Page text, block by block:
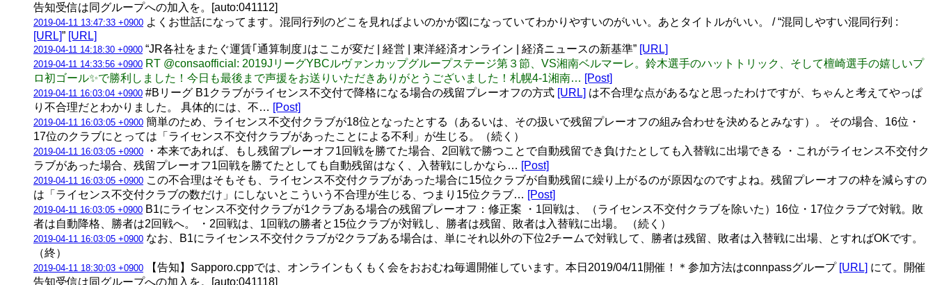
告知受信は同グループへの加入を。[auto:041112]
2019-04-11 13:47:33 +0900 よくお世話になってます。混同行列のどこを見ればよいのかが図になっていてわかりやすいのがいい。あとタイトルがいい。 / “混同しやすい混同行列 :
[URL]” [URL]
2019-04-11 14:18:30 +0900 “JR各社をまたぐ運賃｢通算制度｣はここが変だ | 経営 | 東洋経済オンライン | 経済ニュースの新基準” [URL]
2019-04-11 14:33:56 +0900 RT @consaofficial: 2019JリーグYBCルヴァンカップグループステージ第３節、VS湘南ベルマーレ。鈴木選手のハットトリック、そして檀崎選手の嬉しいプ
ロ初ゴール✨で勝利しました！今日も最後まで声援をお送りいただきありがとうございました！札幌4-1湘南… [Post]
2019-04-11 16:03:04 +0900 #Bリーグ B1クラブがライセンス不交付で降格になる場合の残留プレーオフの方式 [URL] は不合理な点があるなと思ったわけですが、ちゃんと考えてやっぱ
り不合理だとわかりました。 具体的には、不… [Post]
2019-04-11 16:03:05 +0900 簡単のため、ライセンス不交付クラブが18位となったとする（あるいは、その扱いで残留プレーオフの組み合わせを決めるとみなす）。 その場合、16位・
17位のクラブにとっては「ライセンス不交付クラブがあったことによる不利」が生じる。（続く）
2019-04-11 16:03:05 +0900 ・本来であれば、もし残留プレーオフ1回戦を勝てた場合、2回戦で勝つことで自動残留でき負けたとしても入替戦に出場できる ・これがライセンス不交付ク
ラブがあった場合、残留プレーオフ1回戦を勝てたとしても自動残留はなく、入替戦にしかなら… [Post]
2019-04-11 16:03:05 +0900 この不合理はそもそも、ライセンス不交付クラブがあった場合に15位クラブが自動残留に繰り上がるのが原因なのですよね。残留プレーオフの枠を減らすの
は「ライセンス不交付クラブの数だけ」にしないとこういう不合理が生じる、つまり15位クラブ… [Post]
2019-04-11 16:03:05 +0900 B1にライセンス不交付クラブが1クラブある場合の残留プレーオフ：修正案 ・1回戦は、（ライセンス不交付クラブを除いた）16位・17位クラブで対戦。敗
者は自動降格、勝者は2回戦へ。 ・2回戦は、1回戦の勝者と15位クラブが対戦し、勝者は残留、敗者は入替戦に出場。 （続く）
2019-04-11 16:03:05 +0900 なお、B1にライセンス不交付クラブが2クラブある場合は、単にそれ以外の下位2チームで対戦して、勝者は残留、敗者は入替戦に出場、とすればOKです。
（終）
2019-04-11 18:30:03 +0900 【告知】Sapporo.cppでは、オンラインもくもく会をおおむね毎週開催しています。本日2019/04/11開催！＊参加方法はconnpassグループ [URL] にて。開催
告知受信は同グループへの加入を。[auto:041118]